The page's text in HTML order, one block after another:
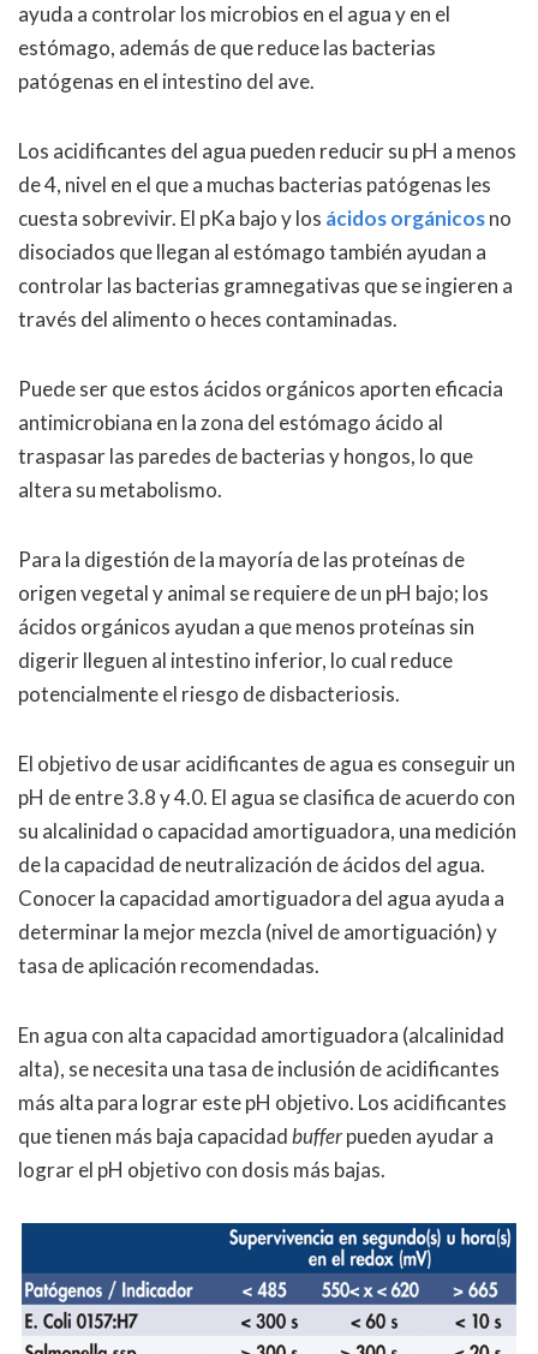
ayuda a controlar los microbios en el agua y en el
estómago, además de que reduce las bacterias
patógenas en el intestino del ave.
Los acidificantes del agua pueden reducir su pH a menos
de 4, nivel en el que a muchas bacterias patógenas les
cuesta sobrevivir. El pKa bajo y los ácidos orgánicosno
disociados que llegan al estómago también ayudan a
controlar las bacterias gramnegativas que se ingieren a
través del alimento o heces contaminadas.
Puede ser que estos ácidos orgánicos aporten eficacia
antimicrobiana en la zona del estómago ácido al
traspasar las paredes de bacterias y hongos, lo que
altera su metabolismo.
Para la digestión de la mayoría de las proteínas de
origen vegetal y animal se requiere de un pH bajo; los
ácidos orgánicos ayudan a que menos proteínas sin
digerir lleguen al intestino inferior, lo cual reduce
potencialmente el riesgo de disbacteriosis.
El objetivo de usar acidificantes de agua es conseguir un
pH de entre 3.8 y 4.0. El agua se clasifica de acuerdo con
su alcalinidad o capacidad amortiguadora, una medición
de la capacidad de neutralización de ácidos del agua.
Conocer la capacidad amortiguadora del agua ayuda a
determinar la mejor mezcla (nivel de amortiguación) y
tasa de aplicación recomendadas.
En agua con alta capacidad amortiguadora (alcalinidad
alta), se necesita una tasa de inclusión de acidificantes
más alta para lograr este pH objetivo. Los acidificantes
que tienen más baja capacidadbufferpueden ayudar a
lograr el pH objetivo con dosis más bajas.